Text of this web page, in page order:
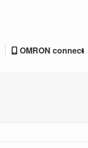
OMRON connect